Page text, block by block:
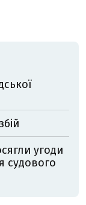
угоди
судового